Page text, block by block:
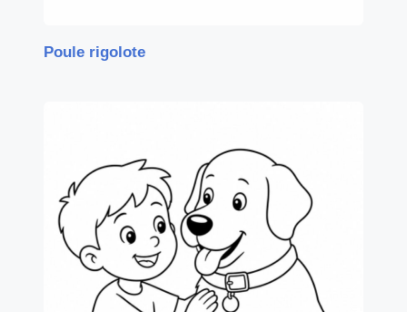
Poule rigolote